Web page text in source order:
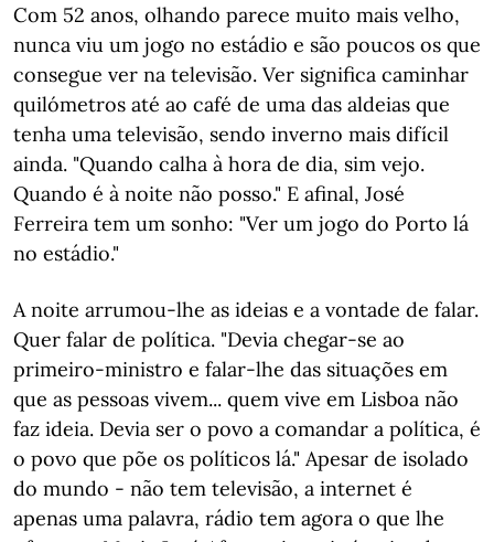
Com 52 anos, olhando parece muito mais velho,
nunca viu um jogo no estádio e são poucos os que
consegue ver na televisão. Ver significa caminhar
quilómetros até ao café de uma das aldeias que
tenha uma televisão, sendo inverno mais difícil
ainda. "Quando calha à hora de dia, sim vejo.
Quando é à noite não posso." E afinal, José
Ferreira tem um sonho: "Ver um jogo do Porto lá
no estádio."
A noite arrumou-lhe as ideias e a vontade de falar.
Quer falar de política. "Devia chegar-se ao
primeiro-ministro e falar-lhe das situações em
que as pessoas vivem... quem vive em Lisboa não
faz ideia. Devia ser o povo a comandar a política, é
o povo que põe os políticos lá." Apesar de isolado
do mundo - não tem televisão, a internet é
apenas uma palavra, rádio tem agora o que lhe